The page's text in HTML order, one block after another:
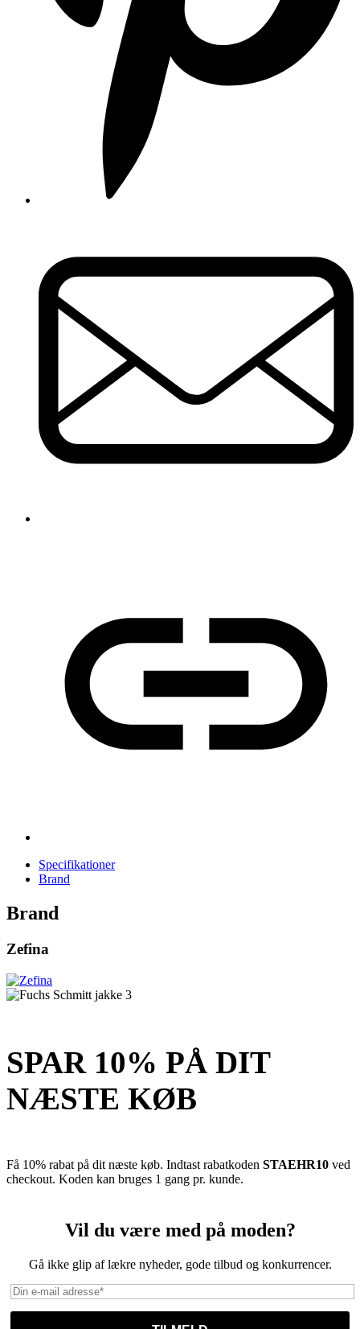
Specifikationer
Brand
Brand
Zefina
SPAR 10% PÅ DIT
NÆSTE KØB
Få 10% rabat på dit næste køb. Indtast rabatkoden STAEHR10 ved
checkout. Koden kan bruges 1 gang pr. kunde.
Vil du være med på moden?
Gå ikke glip af lækre nyheder, gode tilbud og konkurrencer.